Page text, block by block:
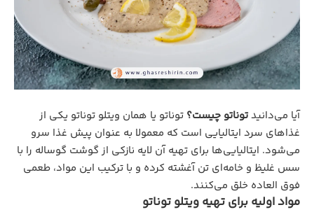
آیا می‌دانیدتوناتو چیست؟ توناتو یا همان ویتلو توناتو یکی از
غذاهای سرد ایتالیایی است که معمولا به عنوان پیش غذا سرو
می‌شود. ایتالیایی‌ها برای تهیه آن لایه نازکی از گوشت گوساله را با
سس غلیظ و خامه‌ای تن آغشته کرده و با ترکیب این مواد، طعمی
فوق العاده خلق می‌کنند.
مواد اولیه برای تهیه ویتلو توناتو